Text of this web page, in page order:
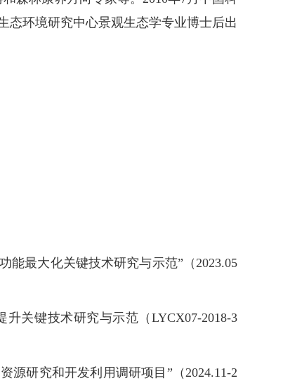
态环境研究中心景观生态学专业博士后出
最大化关键技术研究与示范”（2023.05
关键技术研究与示范（LYCX07-2018-3
研究和开发利用调研项目”（2024.11-2